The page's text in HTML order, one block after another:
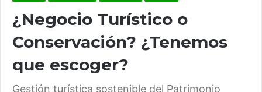
¿Negocio Turístico o
Conservación? ¿Tenemos
que escoger?
Gestión turística sostenible del Patrimonio